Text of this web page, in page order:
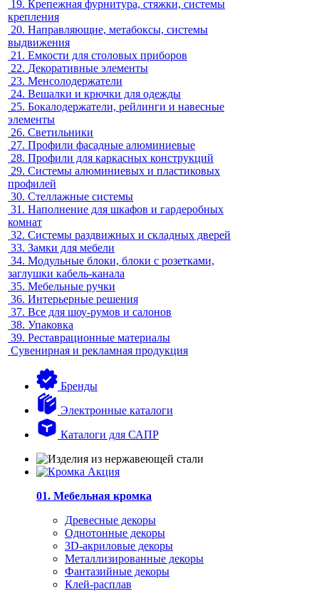
19. Крепежная фурнитура, стяжки, системы
крепления
20. Направляющие, метабоксы, системы
выдвижения
21. Емкости для столовых приборов
22. Декоративные элементы
23. Менсолодержатели
24. Вешалки и крючки для одежды
25. Бокалодержатели, рейлинги и навесные
элементы
26. Светильники
27. Профили фасадные алюминиевые
28. Профили для каркасных конструкций
29. Системы алюминиевых и пластиковых
профилей
30. Стеллажные системы
31. Наполнение для шкафов и гардеробных
комнат
32. Системы раздвижных и складных дверей
33. Замки для мебели
34. Модульные блоки, блоки с розетками,
заглушки кабель-канала
35. Мебельные ручки
36. Интерьерные решения
37. Все для шоу-румов и салонов
38. Упаковка
39. Реставрационные материалы
Сувенирная и рекламная продукция
Бренды
Электронные каталоги
Каталоги для САПР
01. Мебельная кромка
Древесные декоры
Однотонные декоры
3D-акриловые декоры
Металлизированные декоры
Фантазийные декоры
Клей-расплав